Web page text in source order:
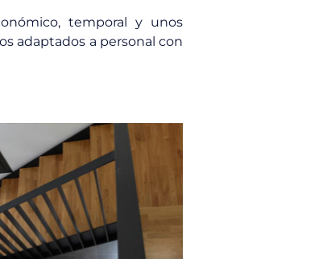
temporal y unos
adaptados a personal con